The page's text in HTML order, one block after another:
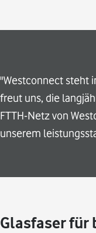
"Westconnect steht
freut uns, die
FTTH-Netz von
unserem
Glasfaser für